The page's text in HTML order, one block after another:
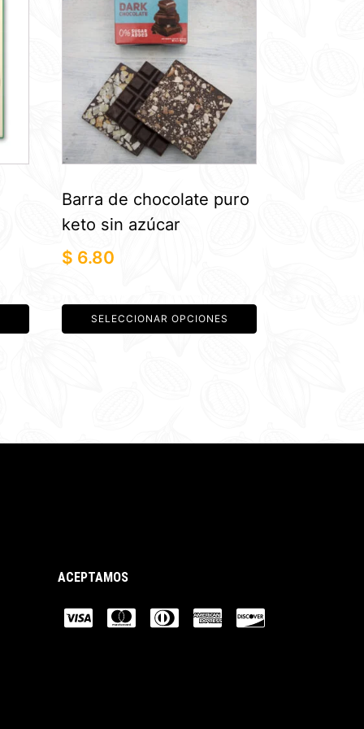
Barra de chocolate puro
keto sin azúcar
$ 6.80
SELECCIONAR OPCIONES
múltiples
variantes.
opciones
pueden
elegir
en
página
de
ACEPTAMOS